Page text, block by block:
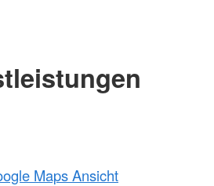
Maps Ansicht